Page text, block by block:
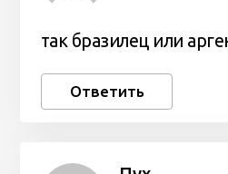
так бразилец или
Ответить